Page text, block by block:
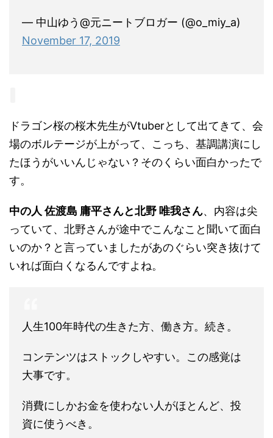
— 中山ゆう@元ニートブロガー (@o_miy_a)
November 17, 2019
ドラゴン桜の桜木先生がVtuberとして出てきて、会
場のボルテージが上がって、こっち、基調講演にし
たほうがいいんじゃない？そのくらい面白かったで
す。
中の人 佐渡島 庸平さんと北野 唯我さん、内容は尖
っていて、北野さんが途中でこんなこと聞いて面白
いのか？と言っていましたがあのぐらい突き抜けて
いれば面白くなるんですよね。
人生100年時代の生きた方、働き方。続き。
コンテンツはストックしやすい。この感覚は
大事です。
消費にしかお金を使わない人がほとんど、投
資に使うべき。